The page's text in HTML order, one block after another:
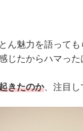
ん魅力を語っても
じたからハマった
きたのか、注目し